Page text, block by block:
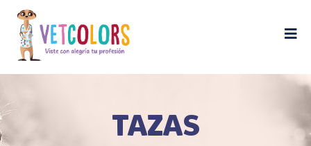
contenido
TAZAS